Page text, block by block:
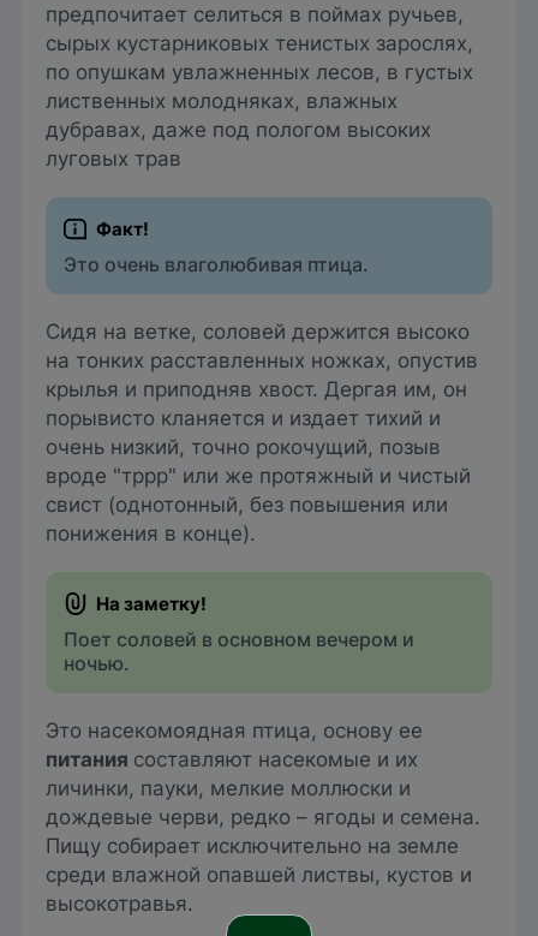
предпочитает селиться в поймах ручьев,
сырых кустарниковых тенистых зарослях,
по опушкам увлажненных лесов, в густых
лиственных молодняках, влажных
дубравах, даже под пологом высоких
луговых трав
Это очень влаголюбивая птица.
Сидя на ветке, соловей держится высоко
на тонких расставленных ножках, опустив
крылья и приподняв хвост. Дергая им, он
порывисто кланяется и издает тихий и
очень низкий, точно рокочущий, позыв
вроде "тррр" или же протяжный и чистый
свист (однотонный, без повышения или
понижения в конце).
Поет соловей в основном вечером и
ночью.
Это насекомоядная птица, основу ее
питания составляют насекомые и их
личинки, пауки, мелкие моллюски и
дождевые черви, редко – ягоды и семена.
Пищу собирает исключительно на земле
среди влажной опавшей листвы, кустов и
высокотравья.